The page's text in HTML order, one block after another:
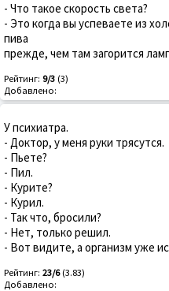
- Что такое скорость света?
- Это когда вы успеваете из
пива
прежде, чем там загорится
Рейтинг: 9/3 (3)
Добавлено:
У психиатpа.
- Доктоp, y меня pyки тpясyтся.
- Пьете?
- Пил.
- Кypите?
- Кypил.
- Так что, бpосили?
- Hет, только pешил.
- Вот видите, а оpганизм yже
Рейтинг: 23/6(3.83)
Добавлено: